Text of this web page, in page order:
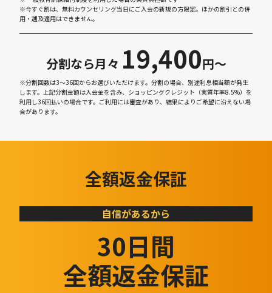
※今すぐ割は、無料カウンセリング当日にご入会の新規の方限定。ほかの割引との併
用・遡及適用はできません。
分割なら月々 19,400円〜
※分割回数は3～36回からお選びいただけます。分割の場合、別途利息相当額が発生
します。上記分割金額は入会金を含み、ショッピングクレジット（実質年率8.5%）を
利用し36回払いの場合です。ご利用には審査があり、結果によりご希望に沿えない場
合があります。
全額返金保証
自信があるから
30日間
全額返金保証